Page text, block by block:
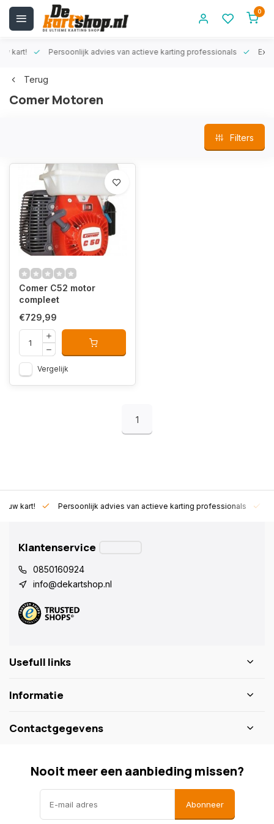
0
Persoonlijk advies van actieve karting professionals
Terug
Comer Motoren
Filters
Comer C52 motor
compleet
€729,99
Vergelijk
1
Persoonlijk advies van actieve karting professionals
Klantenservice
0850160924
info@dekartshop.nl
Usefull links
Informatie
Contactgegevens
Nooit meer een aanbieding missen?
Abonneer